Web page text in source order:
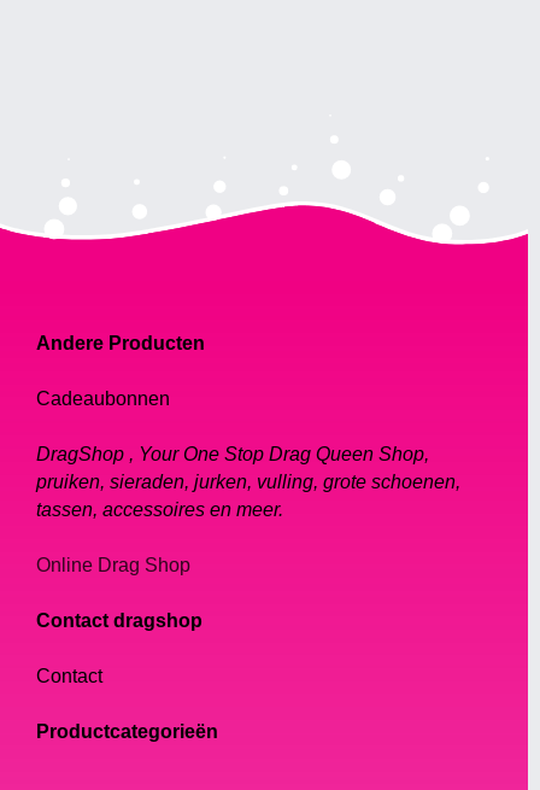
Andere Producten
Cadeaubonnen
DragShop , Your One Stop Drag Queen Shop,
pruiken, sieraden, jurken, vulling, grote schoenen,
tassen, accessoires en meer.
Online Drag Shop
Contact dragshop
Contact
Productcategorieën